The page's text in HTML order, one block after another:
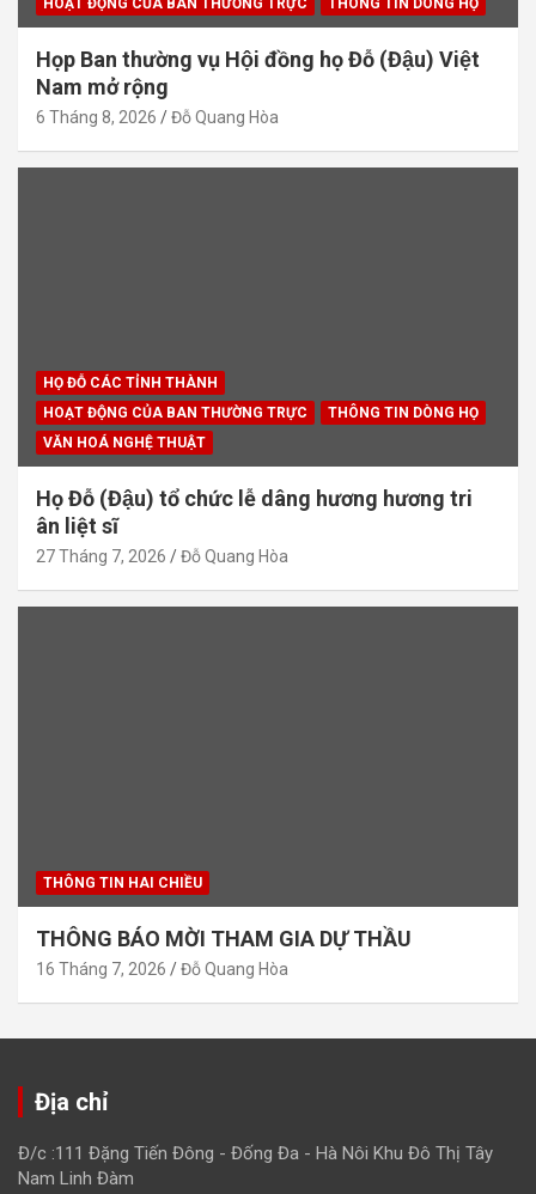
Họp Ban thường vụ Hội đồng họ Đỗ (Đậu) Việt
Nam mở rộng
6 Tháng 8, 2026 Đỗ Quang Hòa
HỌ ĐỖ CÁC TỈNH THÀNH
HOẠT ĐỘNG CỦA BAN THƯỜNG TRỰC
THÔNG TIN DÒNG HỌ
VĂN HOÁ NGHỆ THUẬT
Họ Đỗ (Đậu) tổ chức lễ dâng hương hương tri
ân liệt sĩ
27 Tháng 7, 2026 Đỗ Quang Hòa
THÔNG TIN HAI CHIỀU
THÔNG BÁO MỜI THAM GIA DỰ THẦU
16 Tháng 7, 2026 Đỗ Quang Hòa
Địa chỉ
Đ/c :111 Đặng Tiến Đông - Đống Đa - Hà Nôi Khu Đô Thị Tây
Nam Linh Đàm